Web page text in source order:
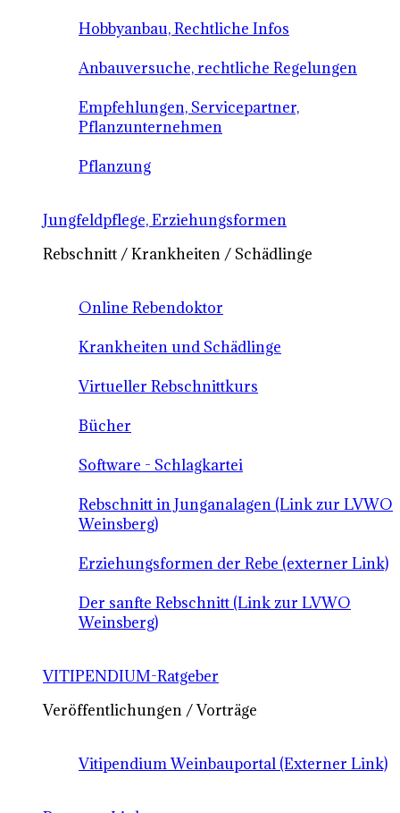
Hobbyanbau, Rechtliche Infos
Anbauversuche, rechtliche Regelungen
Empfehlungen, Servicepartner,
Pflanzunternehmen
Pflanzung
Jungfeldpflege, Erziehungsformen
Rebschnitt / Krankheiten / Schädlinge
Online Rebendoktor
Krankheiten und Schädlinge
Virtueller Rebschnittkurs
Bücher
Software - Schlagkartei
Rebschnitt in Junganalagen (Link zur LVWO
Weinsberg)
Erziehungsformen der Rebe (externer Link)
Der sanfte Rebschnitt (Link zur LVWO
Weinsberg)
VITIPENDIUM-Ratgeber
Veröffentlichungen / Vorträge
Vitipendium Weinbauportal (Externer Link)